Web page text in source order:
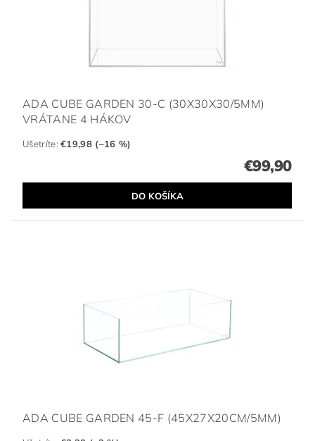
ADA CUBE GARDEN 30-C (30X30X30/5MM)
VRÁTANE 4 HÁKOV
Ušetríte:€19,98 (–16 %)
€99,90
ADA CUBE GARDEN 45-F (45X27X20CM/5MM)